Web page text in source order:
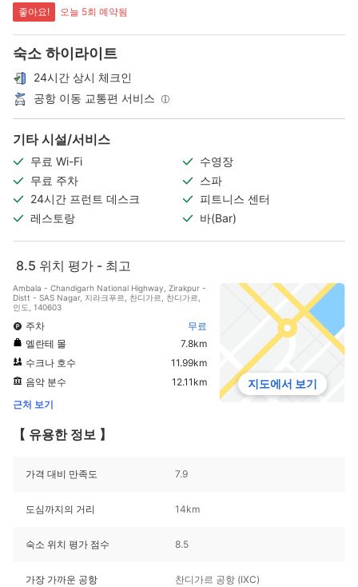
좋아요! 오늘 5회 예약됨
숙소 하이라이트
24시간 상시 체크인
공항 이동 교통편 서비스
기타 시설/서비스
무료 Wi-Fi
수영장
무료 주차
스파
24시간 프런트 데스크
피트니스 센터
레스토랑
바(Bar)
8.5 위치 평가 - 최고
Ambala - Chandigarh National Highway, Zirakpur -
Distt - SAS Nagar, 지라크푸르, 찬디가르, 찬디가르,
인도, 140603
주차
무료
엘란테 몰
7.8km
수크나 호수
11.99km
음악 분수
12.11km
근처 보기
지도에서 보기
【 유용한 정보 】
가격 대비 만족도 7.9
도심까지의 거리 14km
숙소 위치 평가 점수 8.5
가장 가까운 공항 찬디가르 공항 (IXC)